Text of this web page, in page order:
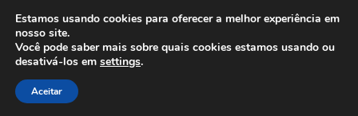
para
conteúdo
Wiley Wales
corais algas e vida marinha
Estamos usando cookies para oferecer a melhor experiência em
nosso site.
Você pode saber mais sobre quais cookies estamos usando ou
desativá-los em settings.
Aceitar